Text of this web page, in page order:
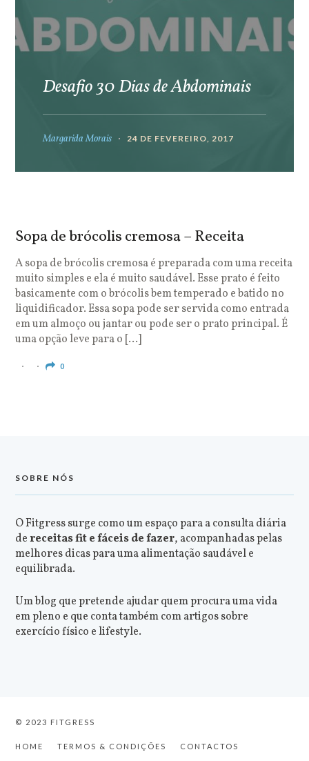
Desafio 30 Dias de Abdominais
Margarida Morais 24 DE FEVEREIRO, 2017
Sopa de brócolis cremosa – Receita
A sopa de brócolis cremosa é preparada com uma receita
muito simples e ela é muito saudável. Esse prato é feito
basicamente com o brócolis bem temperado e batido no
liquidificador. Essa sopa pode ser servida como entrada
em um almoço ou jantar ou pode ser o prato principal. É
uma opção leve para o […]
0
SOBRE NÓS
O Fitgress surge como um espaço para a consulta diária
dereceitas fit e fáceis de fazer, acompanhadas pelas
melhores dicas para uma alimentação saudável e
equilibrada.
Um blog que pretende ajudar quem procura uma vida
em pleno e que conta também com artigos sobre
exercício físico e lifestyle.
© 2023 FITGRESS
HOME TERMOS & CONDIÇÕES CONTACTOS